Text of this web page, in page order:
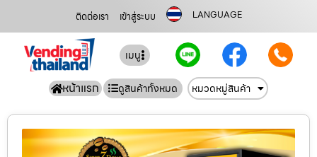
ติดต่อเรา เข้าสู่ระบบ LANGUAGE
เมนู
หน้าแรก ดูสินค้าทั้งหมด หมวดหมู่สินค้า